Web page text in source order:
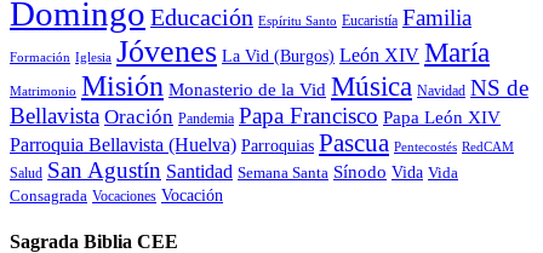
Domingo Educación Espíritu Santo Eucaristía Familia
Formación Iglesia Jóvenes La Vid (Burgos) León XIV María
Matrimonio Misión Monasterio de la Vid Música Navidad NS de
Bellavista Oración Pandemia Papa Francisco Papa León XIV
Parroquia Bellavista (Huelva) Parroquias Pascua Pentecostés RedCAM
Salud San Agustín Santidad Semana Santa Sínodo Vida Vida
Consagrada Vocaciones Vocación
Sagrada Biblia CEE